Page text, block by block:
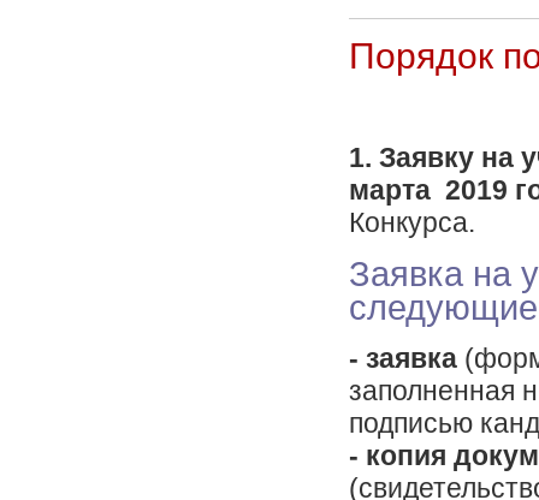
Порядок
1. Заявку на
марта 2019
Конкурса.
Заявка на
- заявка
заполненная
подписью
- копия